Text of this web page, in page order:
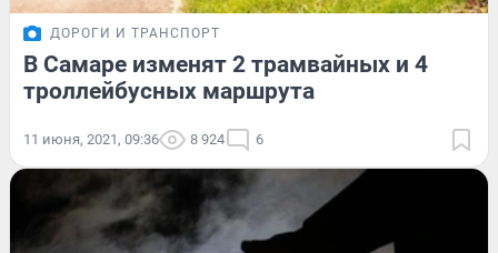
ДОРОГИ И ТРАНСПОРТ
В Самаре изменят 2 трамвайных и 4
троллейбусных маршрута
11 июня, 2021, 09:36 8 924 6